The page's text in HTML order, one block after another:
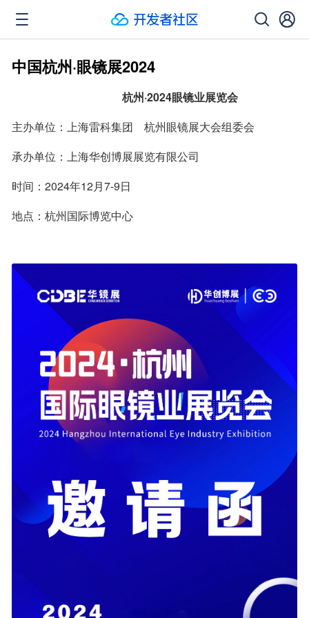
中国杭州·眼镜展2024
                                        杭州·2024眼镜业展览会
主办单位：上海雷科集团    杭州眼镜展大会组委会
承办单位：上海华创博展展览有限公司
时间：2024年12月7-9日
地点：杭州国际博览中心